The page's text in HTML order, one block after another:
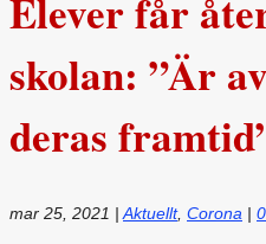
Elever får
skolan: ”Är
deras
mar 25, 2021 | Aktuellt, Corona |